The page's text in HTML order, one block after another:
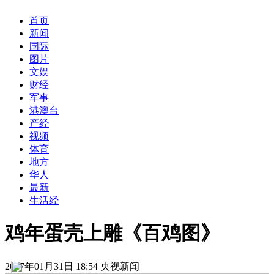
首页
新闻
国际
图片
文娱
财经
军事
港澳台
产经
视频
体育
地方
华人
最新
生活经
鸡年蛋壳上雕《百鸡图》
2017年01月31日 18:54 央视新闻